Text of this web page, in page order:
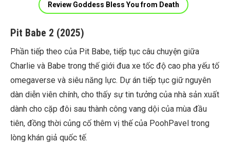
Review Goddess Bless You from Death
Pit Babe 2 (2025)
Phần tiếp theo của Pit Babe, tiếp tục câu chuyện giữa
Charlie và Babe trong thế giới đua xe tốc độ cao pha yếu tố
omegaverse và siêu năng lực. Dự án tiếp tục giữ nguyên
dàn diễn viên chính, cho thấy sự tin tưởng của nhà sản xuất
dành cho cặp đôi sau thành công vang dội của mùa đầu
tiên, đồng thời củng cố thêm vị thế của PoohPavel trong
lòng khán giả quốc tế.